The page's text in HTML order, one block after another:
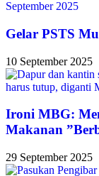
Gelar PSTS
10 September 2025
Ironi MBG:
Makanan
29 September 2025